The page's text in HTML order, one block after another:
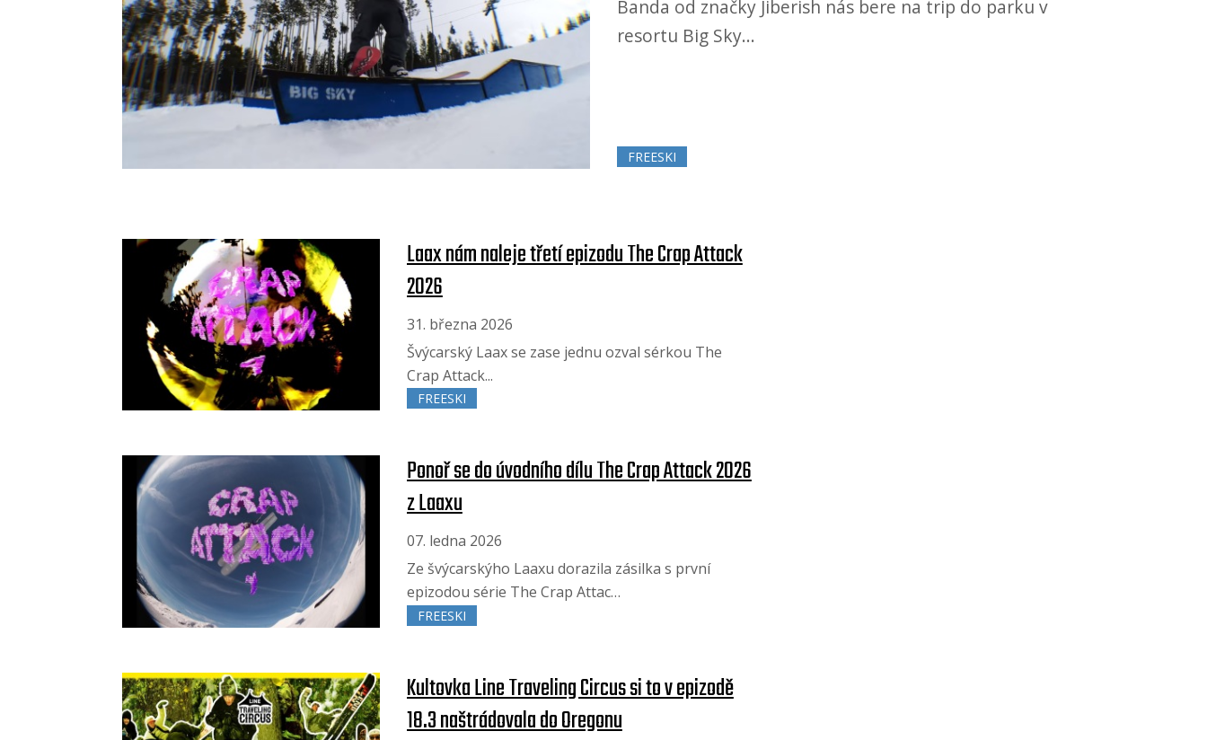
Banda od značky Jiberish nás bere na trip do parku v
resortu Big Sky...
FREESKI
Laax nám naleje třetí epizodu The Crap Attack
2026
31. března 2026
Švýcarský Laax se zase jednu ozval sérkou The
Crap Attack...
FREESKI
Ponoř se do úvodního dílu The Crap Attack 2026
z Laaxu
07. ledna 2026
Ze švýcarskýho Laaxu dorazila zásilka s první
epizodou série The Crap Attac…
FREESKI
Kultovka Line Traveling Circus si to v epizodě
18.3 naštrádovala do Oregonu